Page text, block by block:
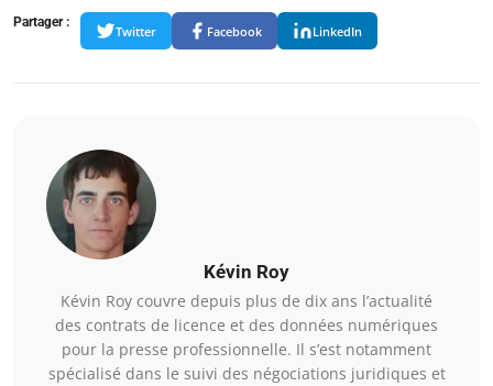
Partager :
Twitter Facebook LinkedIn
Kévin Roy
Kévin Roy couvre depuis plus de dix ans l’actualité
des contrats de licence et des données numériques
pour la presse professionnelle. Il s’est notamment
spécialisé dans le suivi des négociations juridiques et